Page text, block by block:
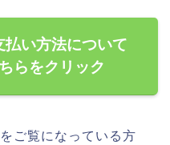
い方法について
らをクリック
ご覧になっている方